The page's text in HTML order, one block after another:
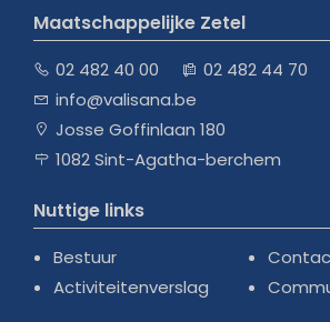
Maatschappelijke Zetel
02 482 40 00
02 482 44 70
info@valisana.be
Josse Goffinlaan 180
1082 Sint-Agatha-berchem
Nuttige links
Bestuur
Activiteitenverslag